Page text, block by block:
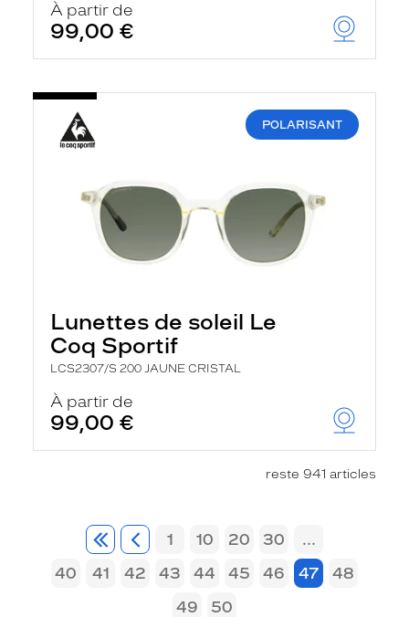
À partir de
99,00 €
POLARISANT
Lunettes de soleil Le
Coq Sportif
LCS2307/S 200 JAUNE CRISTAL
À partir de
99,00 €
reste 941 articles
1 10 20 30
...
40
41 42 43 44 45 46 47
48
49
50